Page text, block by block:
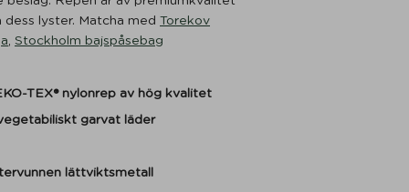
lyster. Matcha med Torekov
, Stockholm bajspåsebag
TEX® nylonrep av hög kvalitet
garvat läder
lättviktsmetall